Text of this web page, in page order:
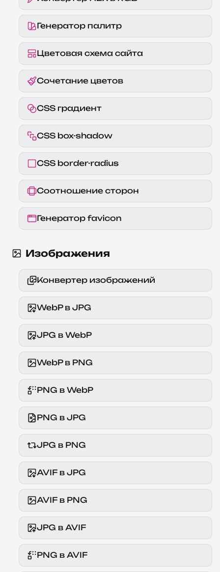
Генератор палитр
Цветовая схема сайта
Сочетание цветов
CSS градиент
CSS box-shadow
CSS border-radius
Соотношение сторон
Генератор favicon
Изображения
Конвертер изображений
WebP в JPG
JPG в WebP
WebP в PNG
PNG в WebP
PNG в JPG
JPG в PNG
AVIF в JPG
AVIF в PNG
JPG в AVIF
PNG в AVIF